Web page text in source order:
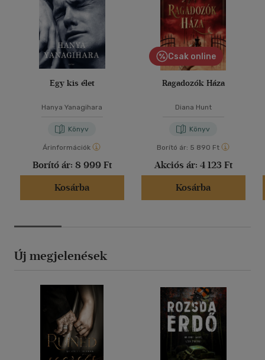
Egy kis élet
Hanya Yanagihara
Könyv
Árinformációk
Borító ár: 8 999 Ft
Kosárba
Csak online
Ragadozók Háza
Diana Hunt
Könyv
Borító ár: 5 890 Ft
Akciós ár: 4 123 Ft
Kosárba
Új megjelenések